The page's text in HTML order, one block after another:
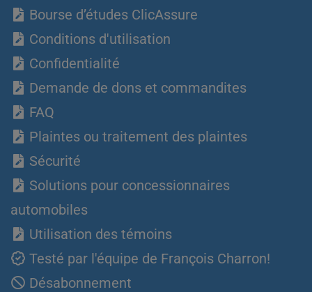
Bourse d’études ClicAssure
Conditions d'utilisation
Confidentialité
Demande de dons et commandites
FAQ
Plaintes ou traitement des plaintes
Sécurité
Solutions pour concessionnaires
automobiles
Utilisation des témoins
Testé par l'équipe de François Charron!
Désabonnement